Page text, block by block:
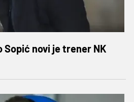
Sopić novi je trener NK